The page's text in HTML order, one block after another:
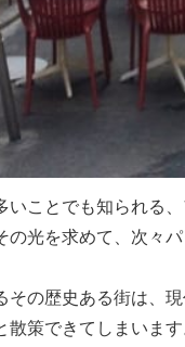
いことでも知られる
光を求めて、次々
その歴史ある街は、
策できてしまいま